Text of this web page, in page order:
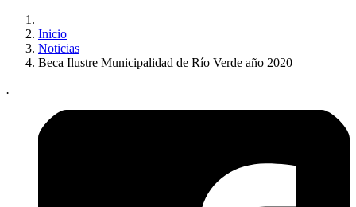
Inicio
Noticias
Beca Ilustre Municipalidad de Río Verde año 2020
.